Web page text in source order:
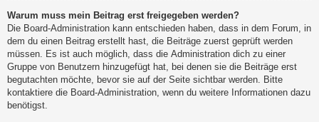
Warum muss mein Beitrag erst freigegeben werden?
Die Board-Administration kann entschieden haben, dass in dem Forum, in
dem du einen Beitrag erstellt hast, die Beiträge zuerst geprüft werden
müssen. Es ist auch möglich, dass die Administration dich zu einer
Gruppe von Benutzern hinzugefügt hat, bei denen sie die Beiträge erst
begutachten möchte, bevor sie auf der Seite sichtbar werden. Bitte
kontaktiere die Board-Administration, wenn du weitere Informationen dazu
benötigst.